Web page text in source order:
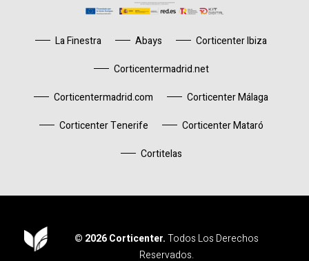
La Finestra Abays
Corticenter Ibiza
Corticentermadrid.net
Corticentermadrid.com
Corticenter Málaga
Corticenter Tenerife
Corticenter Mataró
Cortitelas
© 2026 Corticenter.Todos Los Derechos
Reservados.